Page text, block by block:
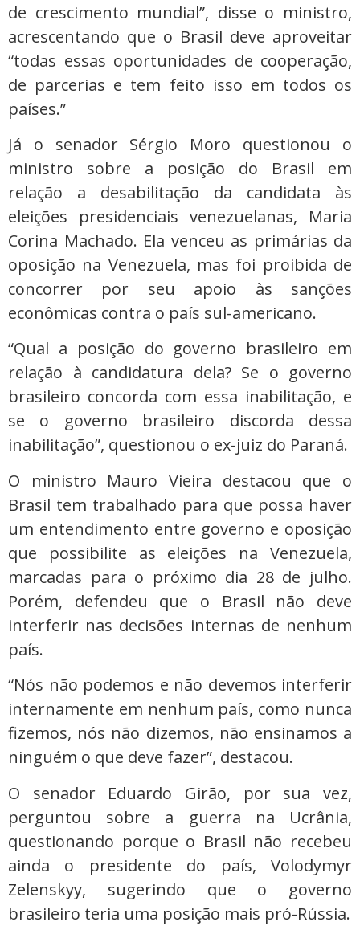
de crescimento mundial”, disse o ministro,
acrescentando que o Brasil deve aproveitar
“todas essas oportunidades de cooperação,
de parcerias e tem feito isso em todos os
países.”
Já o senador Sérgio Moro questionou o
ministro sobre a posição do Brasil em
relação a desabilitação da candidata às
eleições presidenciais venezuelanas, Maria
Corina Machado. Ela venceu as primárias da
oposição na Venezuela, mas foi proibida de
concorrer por seu apoio às sanções
econômicas contra o país sul-americano.
“Qual a posição do governo brasileiro em
relação à candidatura dela? Se o governo
brasileiro concorda com essa inabilitação, e
se o governo brasileiro discorda dessa
inabilitação”, questionou o ex-juiz do Paraná.
O ministro Mauro Vieira destacou que o
Brasil tem trabalhado para que possa haver
um entendimento entre governo e oposição
que possibilite as eleições na Venezuela,
marcadas para o próximo dia 28 de julho.
Porém, defendeu que o Brasil não deve
interferir nas decisões internas de nenhum
país.
“Nós não podemos e não devemos interferir
internamente em nenhum país, como nunca
fizemos, nós não dizemos, não ensinamos a
ninguém o que deve fazer”, destacou.
O senador Eduardo Girão, por sua vez,
perguntou sobre a guerra na Ucrânia,
questionando porque o Brasil não recebeu
ainda o presidente do país, Volodymyr
Zelenskyy, sugerindo que o governo
brasileiro teria uma posição mais pró-Rússia.